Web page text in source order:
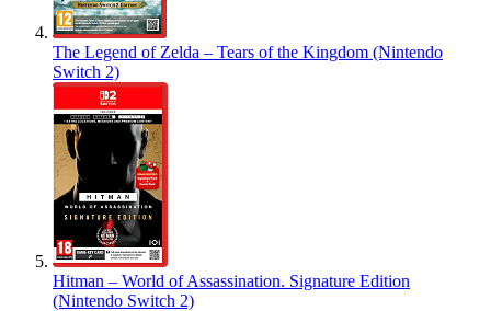
The Legend of Zelda – Tears of the Kingdom (Nintendo
Switch 2)
Hitman – World of Assassination. Signature Edition
(Nintendo Switch 2)